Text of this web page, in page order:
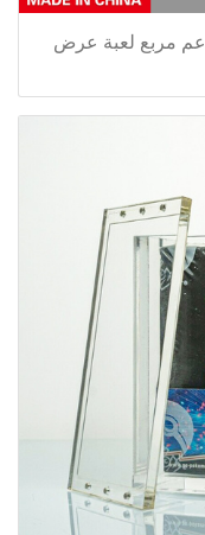
مربع لعبة عرض